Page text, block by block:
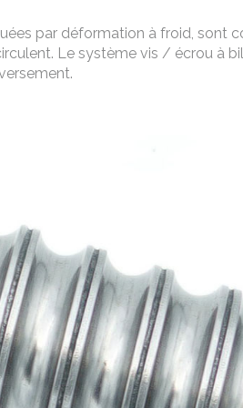
par déformation à froid, sont
Le système vis / écrou à